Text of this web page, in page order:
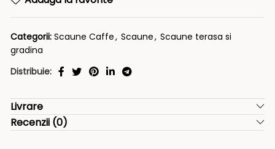
Categorii: Scaune Caffe, Scaune, Scaune terasa si
gradina
Distribuie:
Livrare
Recenzii (0)